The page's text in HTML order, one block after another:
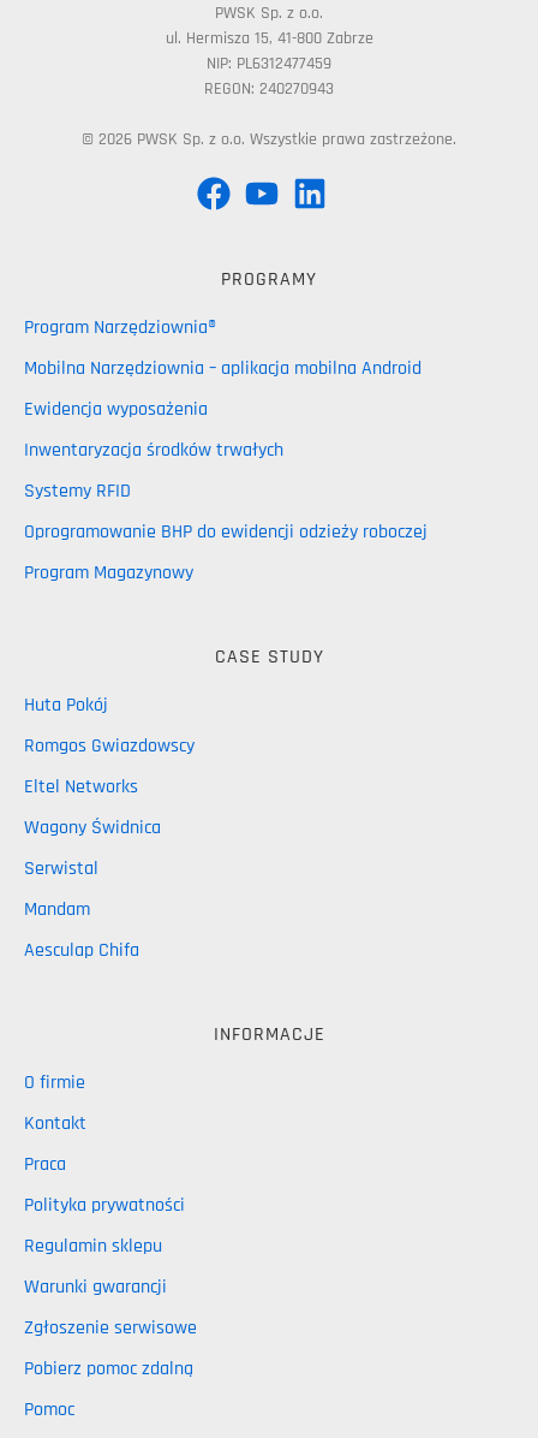
PWSK Sp. z o.o.
ul. Hermisza 15, 41-800 Zabrze
NIP: PL6312477459
REGON: 240270943
© 2026 PWSK Sp. z o.o. Wszystkie prawa zastrzeżone.
PROGRAMY
Program Narzędziownia®
Mobilna Narzędziownia – aplikacja mobilna Android
Ewidencja wyposażenia
Inwentaryzacja środków trwałych
Systemy RFID
Oprogramowanie BHP do ewidencji odzieży roboczej
Program Magazynowy
CASE STUDY
Huta Pokój
Romgos Gwiazdowscy
Eltel Networks
Wagony Świdnica
Serwistal
Mandam
Aesculap Chifa
INFORMACJE
O firmie
Kontakt
Praca
Polityka prywatności
Regulamin sklepu
Warunki gwarancji
Zgłoszenie serwisowe
Pobierz pomoc zdalną
Pomoc